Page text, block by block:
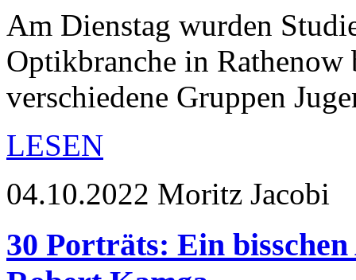
Am Dienstag wurden
Optikbranche in
verschiedene Gruppen
LESEN
04.10.2022 Moritz Jacobi
30 Porträts: Ein